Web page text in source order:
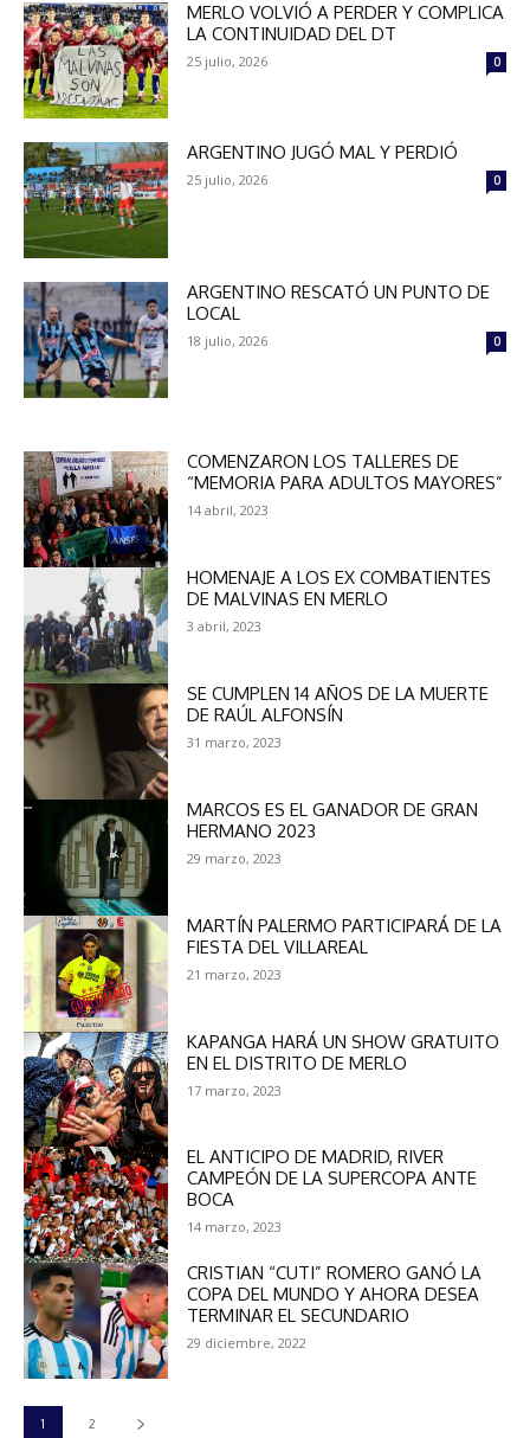
MERLO VOLVIÓ A PERDER Y COMPLICA
LA CONTINUIDAD DEL DT
25 julio, 2026 0
ARGENTINO JUGÓ MAL Y PERDIÓ
25 julio, 2026 0
ARGENTINO RESCATÓ UN PUNTO DE
LOCAL
18 julio, 2026 0
COMENZARON LOS TALLERES DE
“MEMORIA PARA ADULTOS MAYORES”
14 abril, 2023
HOMENAJE A LOS EX COMBATIENTES
DE MALVINAS EN MERLO
3 abril, 2023
SE CUMPLEN 14 AÑOS DE LA MUERTE
DE RAÚL ALFONSÍN
31 marzo, 2023
MARCOS ES EL GANADOR DE GRAN
HERMANO 2023
29 marzo, 2023
MARTÍN PALERMO PARTICIPARÁ DE LA
FIESTA DEL VILLAREAL
21 marzo, 2023
KAPANGA HARÁ UN SHOW GRATUITO
EN EL DISTRITO DE MERLO
17 marzo, 2023
EL ANTICIPO DE MADRID, RIVER
CAMPEÓN DE LA SUPERCOPA ANTE
BOCA
14 marzo, 2023
CRISTIAN “CUTI” ROMERO GANÓ LA
COPA DEL MUNDO Y AHORA DESEA
TERMINAR EL SECUNDARIO
29 diciembre, 2022
1 2